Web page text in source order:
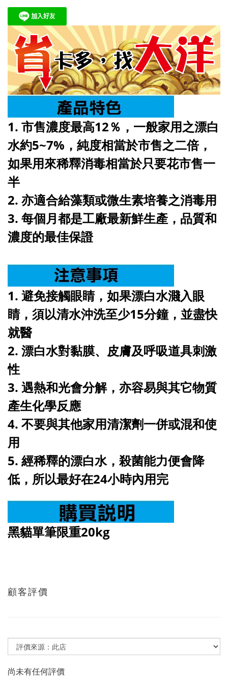
1. 市售濃度最高12％，一般家用之漂白
水約5~7%，純度相當於市售之二倍，
如果用來稀釋消毒相當於只要花市售一
半
2. 亦適合給藻類或微生素培養之消毒用
3. 每個月都是工廠最新鮮生產，品質和
濃度的最佳保證
1. 避免接觸眼睛，如果漂白水濺入眼
睛，須以清水沖洗至少15分鐘，並盡快
就醫
2. 漂白水對黏膜、皮膚及呼吸道具刺激
性
3. 遇熱和光會分解，亦容易與其它物質
產生化學反應
4. 不要與其他家用清潔劑一併或混和使
用
5. 經稀釋的漂白水，殺菌能力便會降
低，所以最好在24小時內用完
黑貓單筆限重20kg
顧客評價
尚未有任何評價